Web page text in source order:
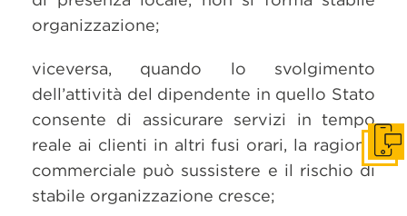
organizzazione;
viceversa, quando lo svolgimento
dell’attività del dipendente in quello Stato
consente di assicurare servizi in tempo
reale ai clienti in altri fusi orari, la ragione
commerciale può sussistere e il rischio di
stabile organizzazione cresce;
Get